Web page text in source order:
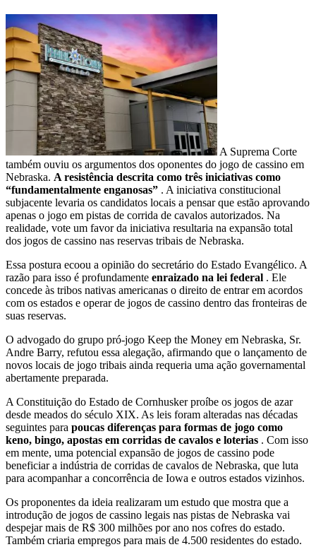
A Suprema Corte
também ouviu os argumentos dos oponentes do jogo de cassino em
Nebraska. A resistência descrita como três iniciativas como
“fundamentalmente enganosas” . A iniciativa constitucional
subjacente levaria os candidatos locais a pensar que estão aprovando
apenas o jogo em pistas de corrida de cavalos autorizados. Na
realidade, vote um favor da iniciativa resultaria na expansão total
dos jogos de cassino nas reservas tribais de Nebraska.
Essa postura ecoou a opinião do secretário do Estado Evangélico. A
razão para isso é profundamente enraizado na lei federal . Ele
concede às tribos nativas americanas o direito de entrar em acordos
com os estados e operar de jogos de cassino dentro das fronteiras de
suas reservas.
O advogado do grupo pró-jogo Keep the Money em Nebraska, Sr.
Andre Barry, refutou essa alegação, afirmando que o lançamento de
novos locais de jogo tribais ainda requeria uma ação governamental
abertamente preparada.
A Constituição do Estado de Cornhusker proíbe os jogos de azar
desde meados do século XIX. As leis foram alteradas nas décadas
seguintes para poucas diferenças para formas de jogo como
keno, bingo, apostas em corridas de cavalos e loterias . Com isso
em mente, uma potencial expansão de jogos de cassino pode
beneficiar a indústria de corridas de cavalos de Nebraska, que luta
para acompanhar a concorrência de Iowa e outros estados vizinhos.
Os proponentes da ideia realizaram um estudo que mostra que a
introdução de jogos de cassino legais nas pistas de Nebraska vai
despejar mais de R$ 300 milhões por ano nos cofres do estado.
Também criaria empregos para mais de 4.500 residentes do estado.